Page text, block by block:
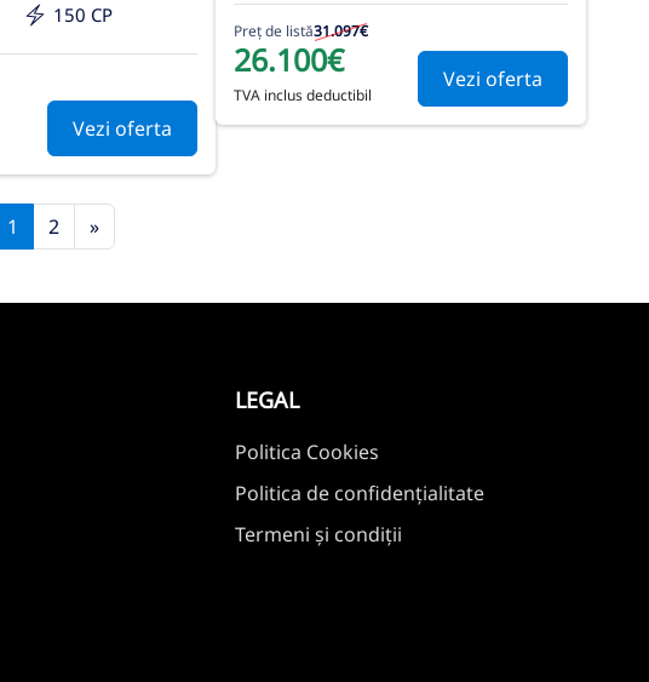
150 CP
Vezi oferta
Preț de listă31.097€
26.100€
TVA inclus deductibil
Vezi oferta
1 2 »
LEGAL
Politica Cookies
Politica de confidențialitate
Termeni și condiții